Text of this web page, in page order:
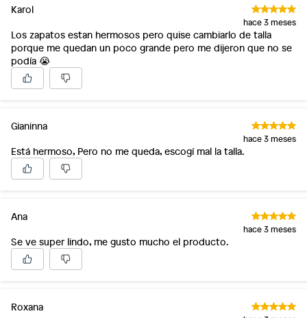
Karol
hace 3 meses
Los zapatos estan hermosos pero quise cambiarlo de talla
porque me quedan un poco grande pero me dijeron que no se
podía 😭
Gianinna
hace 3 meses
Está hermoso, Pero no me queda, escogí mal la talla.
Ana
hace 3 meses
Se ve super lindo, me gusto mucho el producto.
Roxana